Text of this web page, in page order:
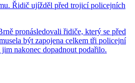
Řidič ujížděl před trojicí policejních
pronásledovali řidiče, který se před
být zapojena celkem tři policejní
nakonec dopadnout podařilo.